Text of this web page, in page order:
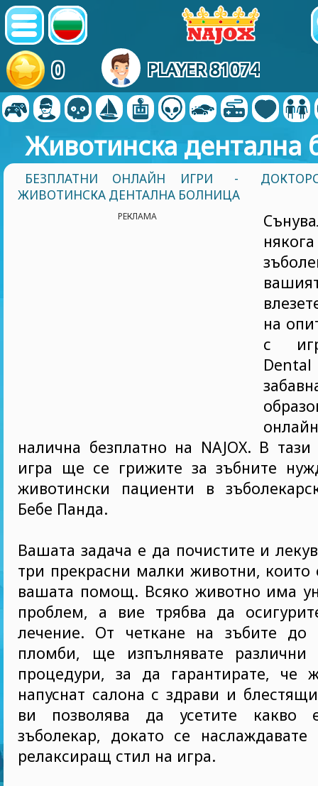
0 PLAYER 81074
Животинска дентална
БЕЗПЛАТНИ ОНЛАЙН ИГРИ -
ЖИВОТИНСКА ДЕНТАЛНА БОЛНИЦА
РЕКЛАМА
на
с
налична безплатно на NAJOX. В тази
игра ще се грижите за зъбните
животински пациенти в
Бебе Панда.
Вашата задача е да почистите и
три прекрасни малки животни, които
вашата помощ. Всяко животно има
проблем, а вие трябва да
лечение. От четкане на зъбите до
пломби, ще изпълнявате различни
процедури, за да гарантирате, че
напуснат салона с здрави и
ви позволява да усетите какво
зъболекар, докато се
релаксиращ стил на игра.